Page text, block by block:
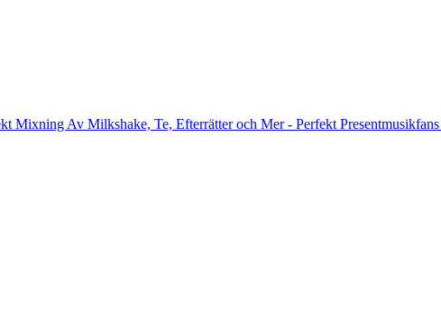
Mixning Av Milkshake, Te, Efterrätter och Mer - Perfekt